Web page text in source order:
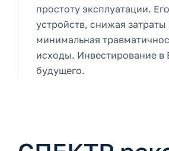
простоту эксплуатации.
устройств, снижая
минимальная
исходы. Инвестирование в
будущего.